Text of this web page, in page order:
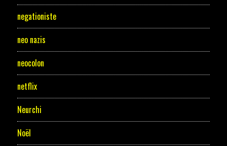
negationiste
neo nazis
neocolon
netflix
Neurchi
Noël